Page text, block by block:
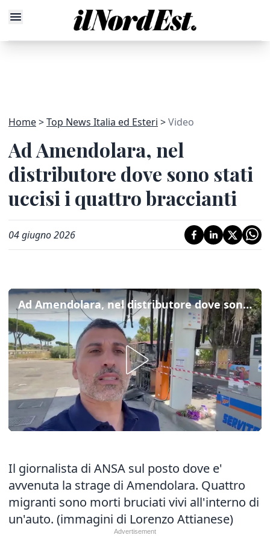
Home Top News Italia ed Esteri Video
Ad Amendolara, nel
distributore dove sono stati
uccisi i quattro braccianti
04 giugno 2026
Ad Amendolara, nel distributore dove sono stati uccisi i quattro braccianti
Il giornalista di ANSA sul posto dove e'
avvenuta la strage di Amendolara. Quattro
migranti sono morti bruciati vivi all'interno di
un'auto. (immagini di Lorenzo Attianese)